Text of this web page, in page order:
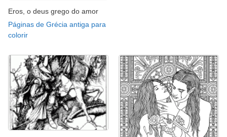
Eros, o deus grego do amor
Páginas de Grécia antiga para
colorir